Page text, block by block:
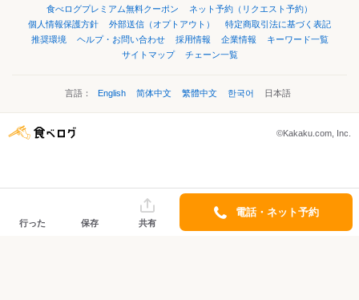
食べログプレミアム無料クーポン
ネット予約（リクエスト予約）
個人情報保護方針
外部送信（オプトアウト）
特定商取引法に基づく表記
推奨環境
ヘルプ・お問い合わせ 採用情報 企業情報
キーワード一覧
サイトマップ
チェーン一覧
言語： English 简体中文 繁體中文 한국어 日本語
©Kakaku.com, Inc.
行った 保存 共有
電話・ネット予約